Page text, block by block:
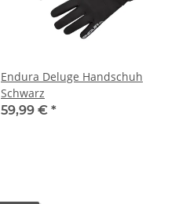
Endura Deluge Handschuh
Schwarz
59,99 € *